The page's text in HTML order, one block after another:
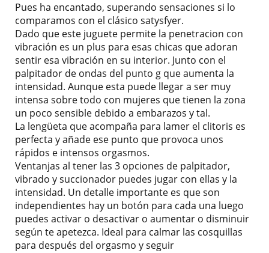
Pues ha encantado, superando sensaciones si lo
comparamos con el clásico satysfyer.
Dado que este juguete permite la penetracion con
vibración es un plus para esas chicas que adoran
sentir esa vibración en su interior. Junto con el
palpitador de ondas del punto g que aumenta la
intensidad. Aunque esta puede llegar a ser muy
intensa sobre todo con mujeres que tienen la zona
un poco sensible debido a embarazos y tal.
La lengüeta que acompaña para lamer el clitoris es
perfecta y añade ese punto que provoca unos
rápidos e intensos orgasmos.
Ventanjas al tener las 3 opciones de palpitador,
vibrado y succionador puedes jugar con ellas y la
intensidad. Un detalle importante es que son
independientes hay un botón para cada una luego
puedes activar o desactivar o aumentar o disminuir
según te apetezca. Ideal para calmar las cosquillas
para después del orgasmo y seguir